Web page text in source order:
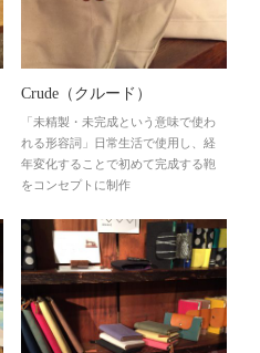
Crude（クルード）
「未精製・未完成という意味で使わ
れる形容詞」日常生活で使用し、経
年変化することで初めて完成する鞄
をコンセプトに制作